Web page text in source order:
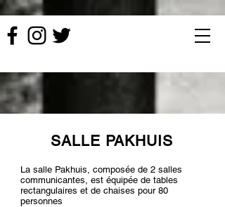
SALLE PAKHUIS
La salle Pakhuis, composée de 2 salles
communicantes, est équipée de tables
rectangulaires et de chaises pour 80
personnes